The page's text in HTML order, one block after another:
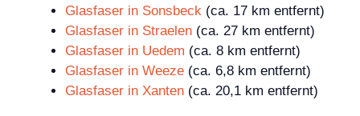
Glasfaser in Sonsbeck (ca. 17 km entfernt)
Glasfaser in Straelen (ca. 27 km entfernt)
Glasfaser in Uedem (ca. 8 km entfernt)
Glasfaser in Weeze (ca. 6,8 km entfernt)
Glasfaser in Xanten (ca. 20,1 km entfernt)